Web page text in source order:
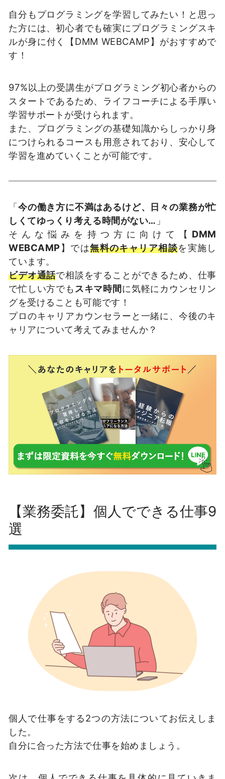
自分もプログラミングを学習してみたい！と思っ
た方には、初心者でも確実にプログラミングスキ
ルが身に付く【DMM WEBCAMP】がおすすめで
す！
97%以上の受講生がプログラミング初心者からの
スタートであるため、ライフコーチによる手厚い
学習サポートが受けられます。
また、プログラミングの基礎知識からしっかり身
につけられるコースも用意されており、安心して
学習を進めていくことが可能です。
「今の働き方に不満はあるけど、日々の業務が忙
しくてゆっくり考える時間がない… 」
そんな悩みを持つ方に向けて【 DMM
WEBCAMP】では無料のキャリア相談を実施し
ています。
ビデオ通話で相談をすることができるため、仕事
で忙しい方でも スキマ時間に気軽にカウンセリン
グを受けることも可能です！
プロのキャリアカウンセラーと一緒に、今後のキ
ャリアについて考えてみませんか？
【業務委託】個人でできる仕事9
選
個人で仕事をする2つの方法についてお伝えしま
した。
自分に合った方法で仕事を始めましょう。